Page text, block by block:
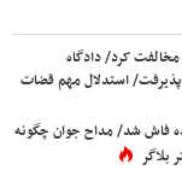
کرد/ دادگاه
پذیرفت/ استدلال مهم قضات
فاش شد/ مداح جوان چگونه